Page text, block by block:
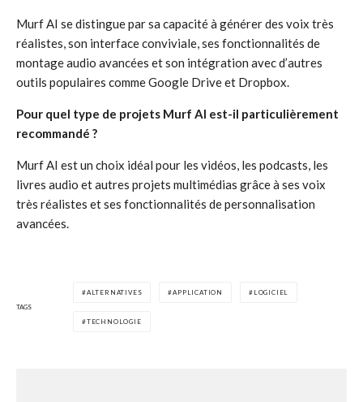
Murf AI se distingue par sa capacité à générer des voix très
réalistes, son interface conviviale, ses fonctionnalités de
montage audio avancées et son intégration avec d’autres
outils populaires comme Google Drive et Dropbox.
Pour quel type de projets Murf AI est-il particulièrement
recommandé ?
Murf AI est un choix idéal pour les vidéos, les podcasts, les
livres audio et autres projets multimédias grâce à ses voix
très réalistes et ses fonctionnalités de personnalisation
avancées.
TAGS
ALTERNATIVES APPLICATION LOGICIEL
TECHNOLOGIE